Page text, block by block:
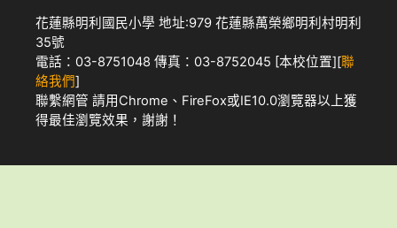
花蓮縣明利國民小學 地址:979 花蓮縣萬榮鄉明利村明利
35號
電話：03-8751048 傳真：03-8752045 [本校位置][聯
絡我們]
聯繫網管 請用 Chrome 、 FireFox或IE10.0瀏覽器以上獲
得最佳瀏覽效果，謝謝！